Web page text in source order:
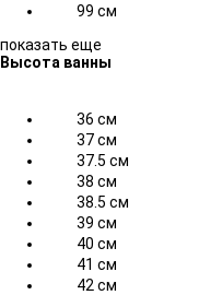
99 см
показать еще
Высота ванны
36 см
37 см
37.5 см
38 см
38.5 см
39 см
40 см
41 см
42 см